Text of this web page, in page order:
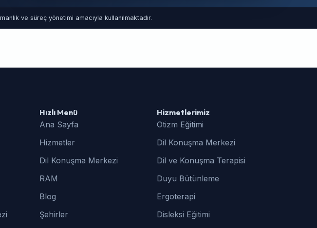
ve süreç yönetimi amacıyla kullanılmaktadır.
Hızlı Menü
Ana Sayfa
Hizmetler
Dil Konuşma Merkezi
RAM
Blog
Şehirler
Hizmetlerimiz
Otizm Eğitimi
Dil Konuşma Merkezi
Dil ve Konuşma Terapisi
Duyu Bütünleme
Ergoterapi
Disleksi Eğitimi